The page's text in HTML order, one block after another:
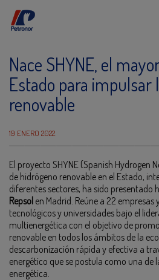
Nace SHYNE, el
Estado para impulsar
renovable
19 ENERO 2022
El proyecto SHYNE (Spanish Hydrogen
de hidrógeno renovable en el Estado,
diferentes sectores, ha sido presentado
Repsol en Madrid. Reúne a 22
tecnológicos y universidades bajo el
multienergética con el objetivo de
renovable en todos los ámbitos de la
descarbonización rápida y efectiva a
energético que se postula como una de
energética.